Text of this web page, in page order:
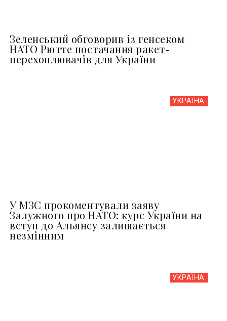
Зеленський обговорив із генсеком
НАТО Рютте постачання ракет-
перехоплювачів для України
УКРАЇНА
У МЗС прокоментували заяву
Залужного про НАТО: курс України на
вступ до Альянсу залишається
незмінним
УКРАЇНА